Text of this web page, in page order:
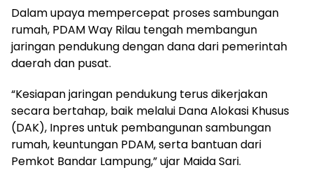
Dalam upaya mempercepat proses sambungan
rumah, PDAM Way Rilau tengah membangun
jaringan pendukung dengan dana dari pemerintah
daerah dan pusat.
“Kesiapan jaringan pendukung terus dikerjakan
secara bertahap, baik melalui Dana Alokasi Khusus
(DAK), Inpres untuk pembangunan sambungan
rumah, keuntungan PDAM, serta bantuan dari
Pemkot Bandar Lampung,” ujar Maida Sari.